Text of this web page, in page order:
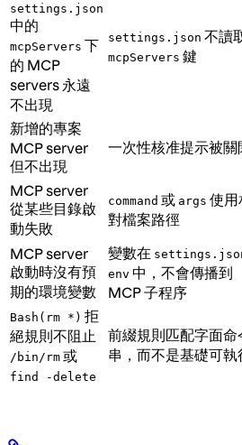
settings.json
中的
mcpServers 下
的 MCP
servers 永遠
不出現
settings.json 不讀
mcpServers 鍵
新增的專案
MCP server
但不出現
一次性核准提示被關
MCP server
從某些目錄啟
動失敗
command 或 args 使用
對檔案路徑
MCP server
啟動時沒有預
期的環境變數
變數在
env 中，不會傳播到
MCP 子程序
Bash(rm *) 拒
絕規則不阻止
/bin/rm 或
find -delete
前綴規則匹配字面命
串，而不是基礎可執